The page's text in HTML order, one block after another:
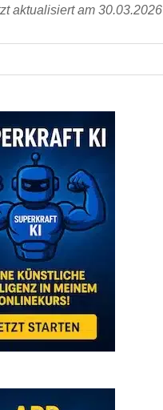
aktualisiert am 30.03.2026